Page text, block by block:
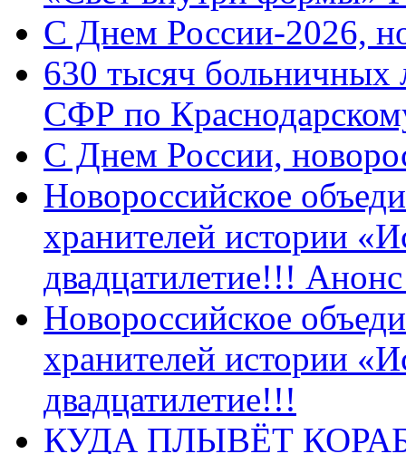
C Днем России-2026,
630 тысяч больничных
СФР по
C Днем России,
Новороссийское
хранителей истории
двадцатилетие!!!
Новороссийское
хранителей истории
двадцатилетие!!!
КУДА ПЛЫВЁТ